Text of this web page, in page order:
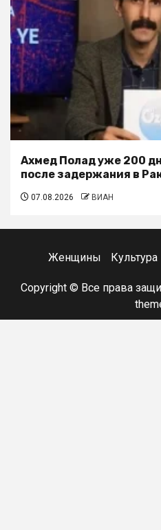
Ахмед Полад уже 200
после задержания в
07.08.2026 ВИАН
Женщины Культура
Copyright © Все права